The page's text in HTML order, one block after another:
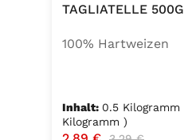
TAGLIATELLE 500G
100% Hartweizen
Inhalt: 0.5 Kilogramm
Kilogramm )
Verkaufspreis:Regulärer Preis: